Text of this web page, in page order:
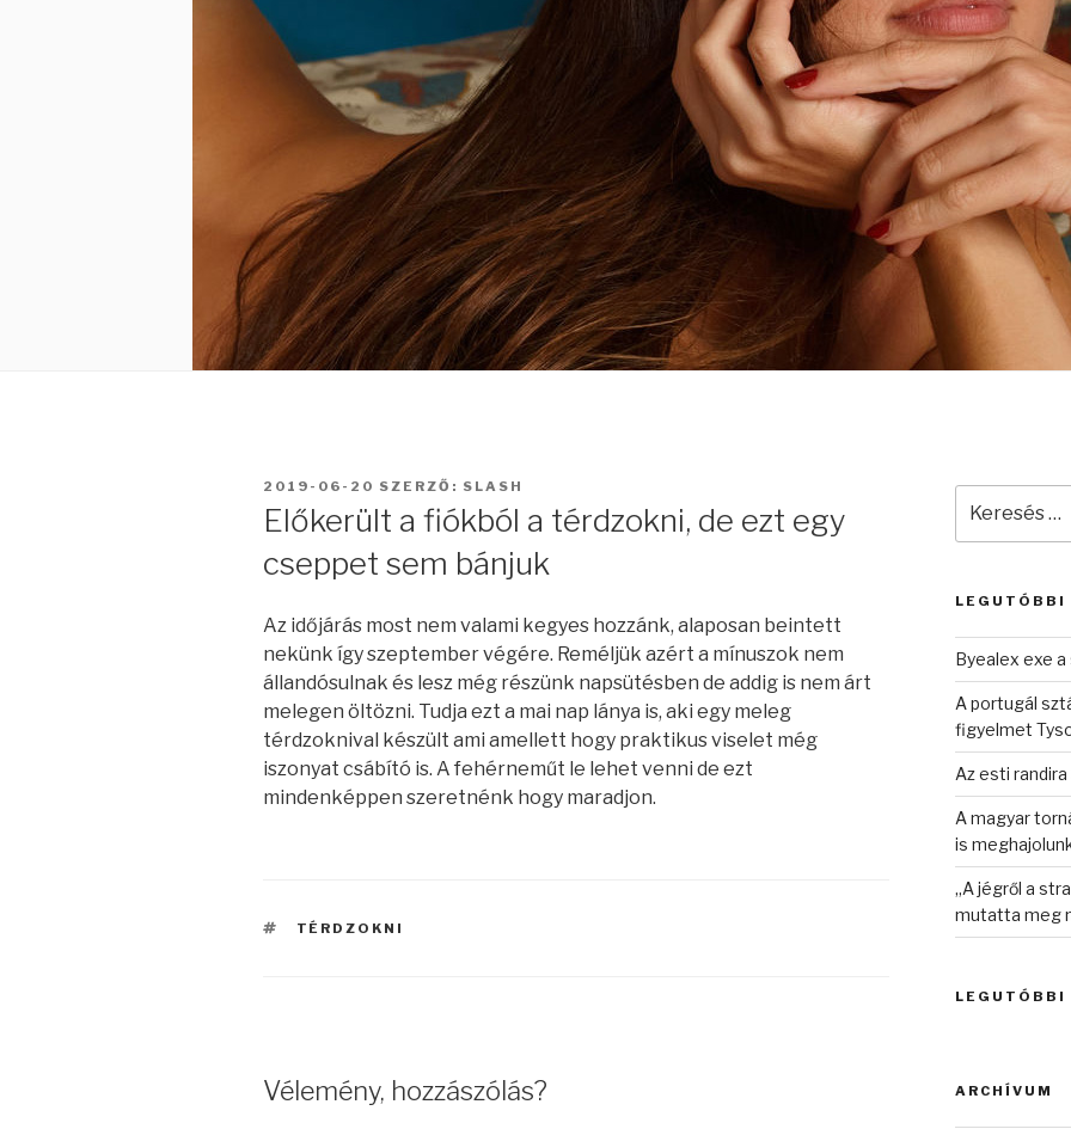
BEKÜLDVE:
2019-06-20 SZERZŐ: SLASH
Előkerült a fiókból a térdzokni, de ezt egy
cseppet sem bánjuk
Az időjárás most nem valami kegyes hozzánk, alaposan beintett
nekünk így szeptember végére. Reméljük azért a mínuszok nem
állandósulnak és lesz még részünk napsütésben de addig is nem árt
melegen öltözni. Tudja ezt a mai nap lánya is, aki egy meleg
térdzoknival készült ami amellett hogy praktikus viselet még
iszonyat csábító is. A fehérneműt le lehet venni de ezt
mindenképpen szeretnénk hogy maradjon.
CÍMKÉK
TÉRDZOKNI
Vélemény, hozzászólás?
következő
LEGUTÓBBI
Byealex exe
A portugál
figyelmet
Az esti
A magyar
is
„A jégről a
mutatta meg
LEGUTÓBBI
ARCHÍVUM